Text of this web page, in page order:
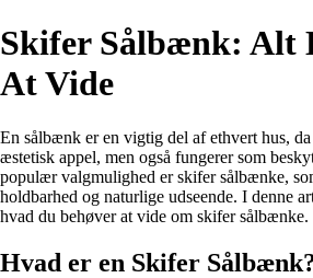
Skifer Sålbænk: Alt
At Vide
En sålbænk er en vigtig del af ethvert hus,
æstetisk appel, men også fungerer som
populær valgmulighed er skifer sålbænke,
holdbarhed og naturlige udseende. I denne
hvad du behøver at vide om skifer sålbænke.
Hvad er en Skifer